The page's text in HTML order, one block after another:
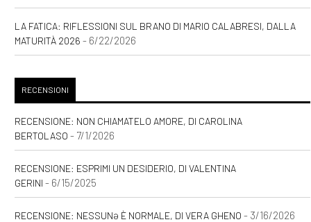
LA FATICA: RIFLESSIONI SUL BRANO DI MARIO CALABRESI, DALLA
MATURITÀ 2026 - 6/22/2026
RECENSIONI
RECENSIONE: NON CHIAMATELO AMORE, DI CAROLINA
BERTOLASO - 7/1/2026
RECENSIONE: ESPRIMI UN DESIDERIO, DI VALENTINA
GERINI - 6/15/2025
RECENSIONE: NESSUNƏ È NORMALE, DI VERA GHENO - 3/16/2026